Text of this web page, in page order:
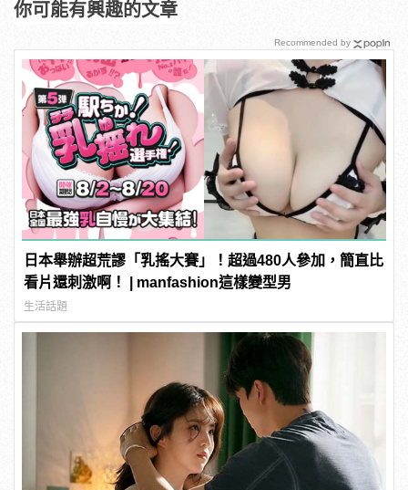
你可能有興趣的文章
日本舉辦超荒謬「乳搖大賽」！超過480人參加，簡直比
看片還刺激啊！ | manfashion這樣變型男
生活話題
Recommended by